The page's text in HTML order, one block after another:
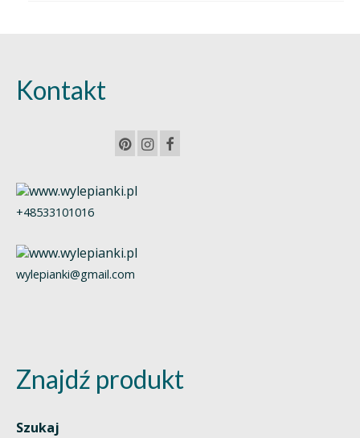
Kontakt
+48533101016
wylepianki@gmail.com
Znajdź produkt
Szukaj